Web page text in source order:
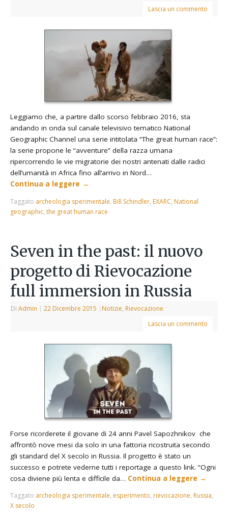
Lascia un commento
Leggiamo che, a partire dallo scorso febbraio 2016, sta
andando in onda sul canale televisivo tematico National
Geographic Channel una serie intitolata “The great human race”:
la serie propone le “avventure” della razza umana
ripercorrendo le vie migratorie dei nostri antenati dalle radici
dell’umanità in Africa fino all’arrivo in Nord…
Continua a leggere →
Taggato archeologia sperimentale, Bill Schindler, EXARC, National
geographic,the great human race
Seven in the past: il nuovo
progetto di Rievocazione
full immersion in Russia
DiAdmin | 22 Dicembre 2015 | Notizie, Rievocazione
Lascia un commento
Forse ricorderete il giovane di 24 anni Pavel Sapozhnikov che
affrontò nove mesi da solo in una fattoria ricostruita secondo
gli standard del X secolo in Russia. Il progetto è stato un
successo e potrete vederne tutti i reportage a questo link. “Ogni
cosa diviene più lenta e difficile da… Continua a leggere →
Taggato archeologia sperimentale, esperimento, rievocazione, Russia,
X secolo